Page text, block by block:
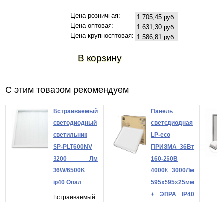
Цена розничная:
1 705,45 руб.
Цена оптовая:
1 631,30 руб.
Цена крупнооптовая: 1 586,81 руб.
В корзину
С этим товаром рекомендуем
Встраиваемый
светодиодный
светильник
SP-PLT600NV
3200 Лм
36W/6500K
ip40 Опал
Встраиваемый
Панель
светодиодная
LP-eco
ПРИЗМА 36Вт
160-260В
4000К 3000Лм
595х595х25мм
+ ЭПРА IP40